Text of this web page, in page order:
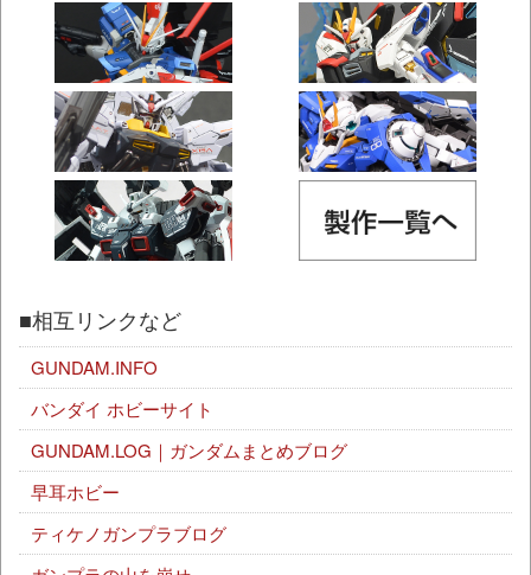
■相互リンクなど
GUNDAM.INFO
バンダイ ホビーサイト
GUNDAM.LOG｜ガンダムまとめブログ
早耳ホビー
ティケノガンプラブログ